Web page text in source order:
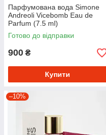
Парфумована вода Simone
Andreoli Vicebomb Eau de
Parfum (7.5 ml)
Готово до відправки
900 ₴
Купити
–10%